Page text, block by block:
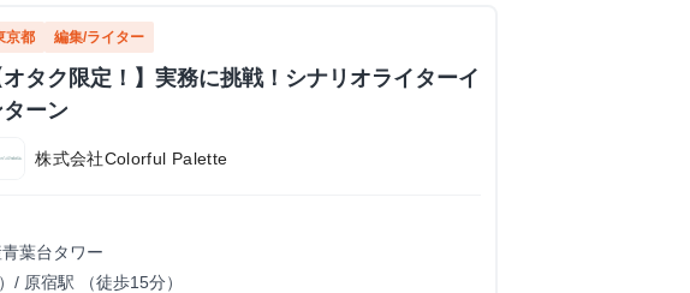
京都 編集/ライター
オタク限定！】実務に挑戦！シナリオライターイ
ターン
株式会社Colorful Palette
葉台タワー
/ 原宿駅 （徒歩15分）